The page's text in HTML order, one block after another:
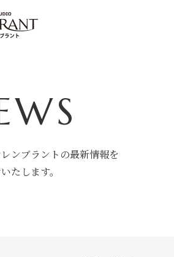
ンブラントの最新情報を
たします。